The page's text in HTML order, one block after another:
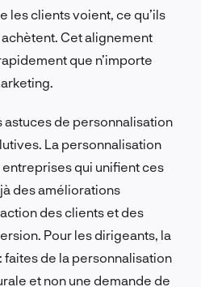
les clients voient, ce qu’ils
Cet alignement
que n’importe
astuces de personnalisation
La personnalisation
entreprises qui unifient ces
des améliorations
des clients et des
Pour les dirigeants, la
faites de la personnalisation
et non une demande de